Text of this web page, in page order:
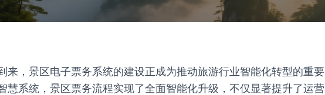
来，景区电子票务系统的建设正成为推动旅游行业智能化转型的重要
慧系统，景区票务流程实现了全面智能化升级，不仅显著提升了运营